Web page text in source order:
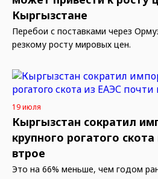
Кыргызстане
Перебои с поставками через
резкому росту мировых цен.
19 июля
Кыргызстан сократил
крупного рогатого
втрое
Это на 66% меньше, чем годом